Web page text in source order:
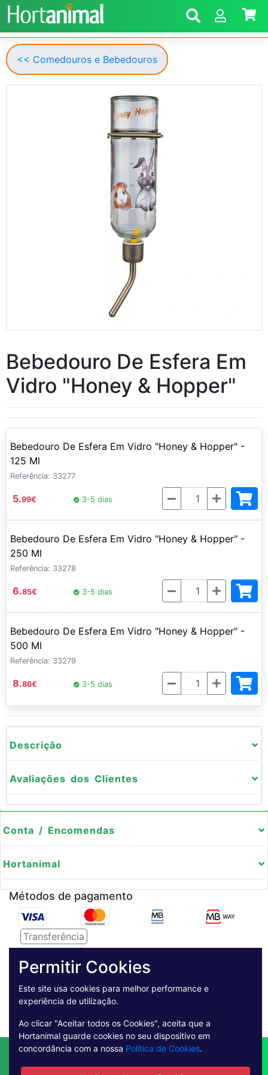
<< Comedouros e Bebedouros
Bebedouro De Esfera Em
Vidro "Honey & Hopper"
Bebedouro De Esfera Em Vidro "Honey & Hopper" -
125 Ml
Referência: 33277
5.99€ 3-5 dias Quantidade
Bebedouro De Esfera Em Vidro "Honey & Hopper" -
250 Ml
Referência: 33278
6.85€ 3-5 dias Quantidade
Bebedouro De Esfera Em Vidro "Honey & Hopper" -
500 Ml
Referência: 33279
8.86€ 3-5 dias Quantidade
Descrição
Avaliações dos Clientes
Conta / Encomendas
Hortanimal
Métodos de pagamento
Transferência
Pagamento Seguro
Contactos Envio
Condições de Venda
Permitir Cookies
Este site usa cookies para melhor performance e
experiência de utilização.
Ao clicar "Aceitar todos os Cookies", aceita que a
Hortanimal guarde cookies no seu dispositivo em
concordância com a nossa Política de Cookies.